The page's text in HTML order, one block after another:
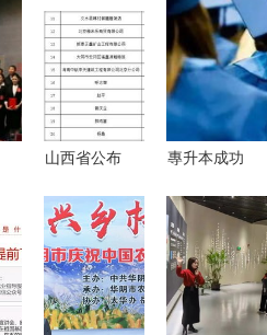
山西省公布
企業黑名單
長治市11起
不法行為引
關注
專升本成功
學歷辨析與
職業攻略